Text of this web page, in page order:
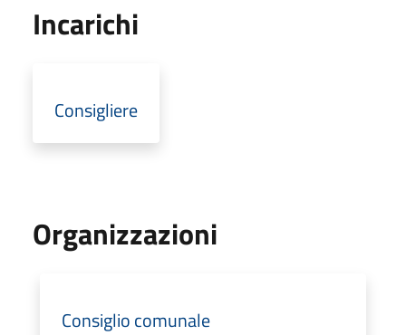
Incarichi
Consigliere
Organizzazioni
Consiglio comunale